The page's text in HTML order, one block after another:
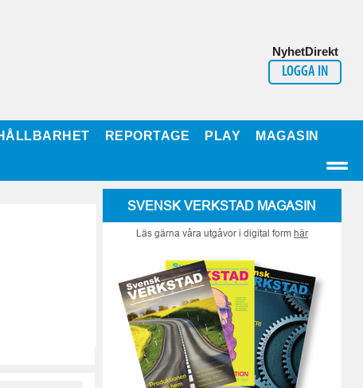
NyhetDirekt
LOGGA IN
REPORTAGE PLAY MAGASIN
SVENSK VERKSTAD MAGASIN
Läs gärna våra utgåvor i digital form här